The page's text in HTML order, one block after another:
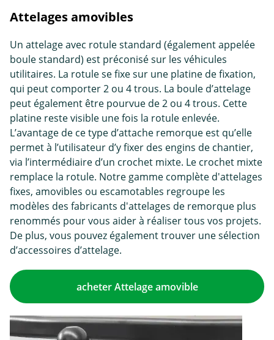
Attelages amovibles
Un attelage avec rotule standard (également appelée
boule standard) est préconisé sur les véhicules
utilitaires. La rotule se fixe sur une platine de fixation,
qui peut comporter 2 ou 4 trous. La boule d’attelage
peut également être pourvue de 2 ou 4 trous. Cette
platine reste visible une fois la rotule enlevée.
L’avantage de ce type d’attache remorque est qu’elle
permet à l’utilisateur d’y fixer des engins de chantier,
via l’intermédiaire d’un crochet mixte. Le crochet mixte
remplace la rotule. Notre gamme complète d'attelages
fixes, amovibles ou escamotables regroupe les
modèles des fabricants d'attelages de remorque plus
renommés pour vous aider à réaliser tous vos projets.
De plus, vous pouvez également trouver une sélection
d’accessoires d’attelage.
acheter Attelage amovible